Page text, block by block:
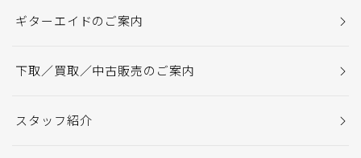
ギターエイドのご案内
下取／買取／中古販売のご案内
スタッフ紹介